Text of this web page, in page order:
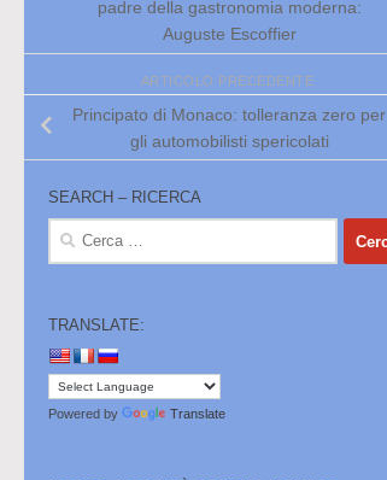
padre della gastronomia moderna:
Auguste Escoffier
ARTICOLO PRECEDENTE
Principato di Monaco: tolleranza zero per
gli automobilisti spericolati
SEARCH – RICERCA
Ricerca
TRANSLATE:
Powered by Translate